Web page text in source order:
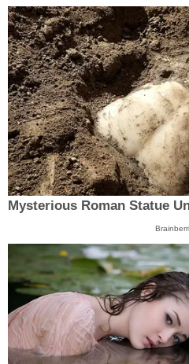
Mysterious Roman Statue